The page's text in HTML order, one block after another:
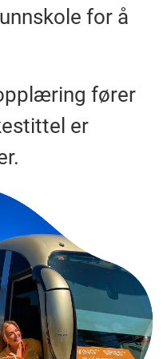
for å
fører
er